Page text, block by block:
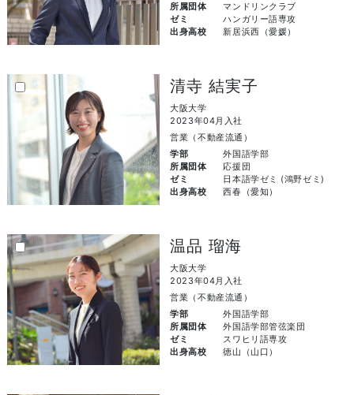
所属団体
マンドリンクラブ
ゼミ
ハンガリー語専攻
出身高校
新居浜西（愛媛）
清寺 結実子
大阪大学
2023年04月入社
営業（不動産流通）
学部
外国語学部
所属団体
応援団
ゼミ
日本語学ゼミ (鴻野ゼミ)
出身高校
西春（愛知）
温品 瑠海
大阪大学
2023年04月入社
営業（不動産流通）
学部
外国語学部
所属団体
外国語学部管弦楽団
ゼミ
スワヒリ語専攻
出身高校
徳山（山口）